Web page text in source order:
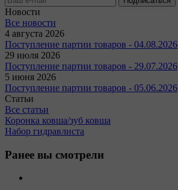
Новости
Все новости
4 августа 2026
Поступление партии товаров - 04.08.2026
29 июля 2026
Поступление партии товаров - 29.07.2026
5 июня 2026
Поступление партии товаров - 05.06.2026
Статьи
Все статьи
Коронка ковша/зуб ковша
Набор гидравлиста
Ранее вы смотрели